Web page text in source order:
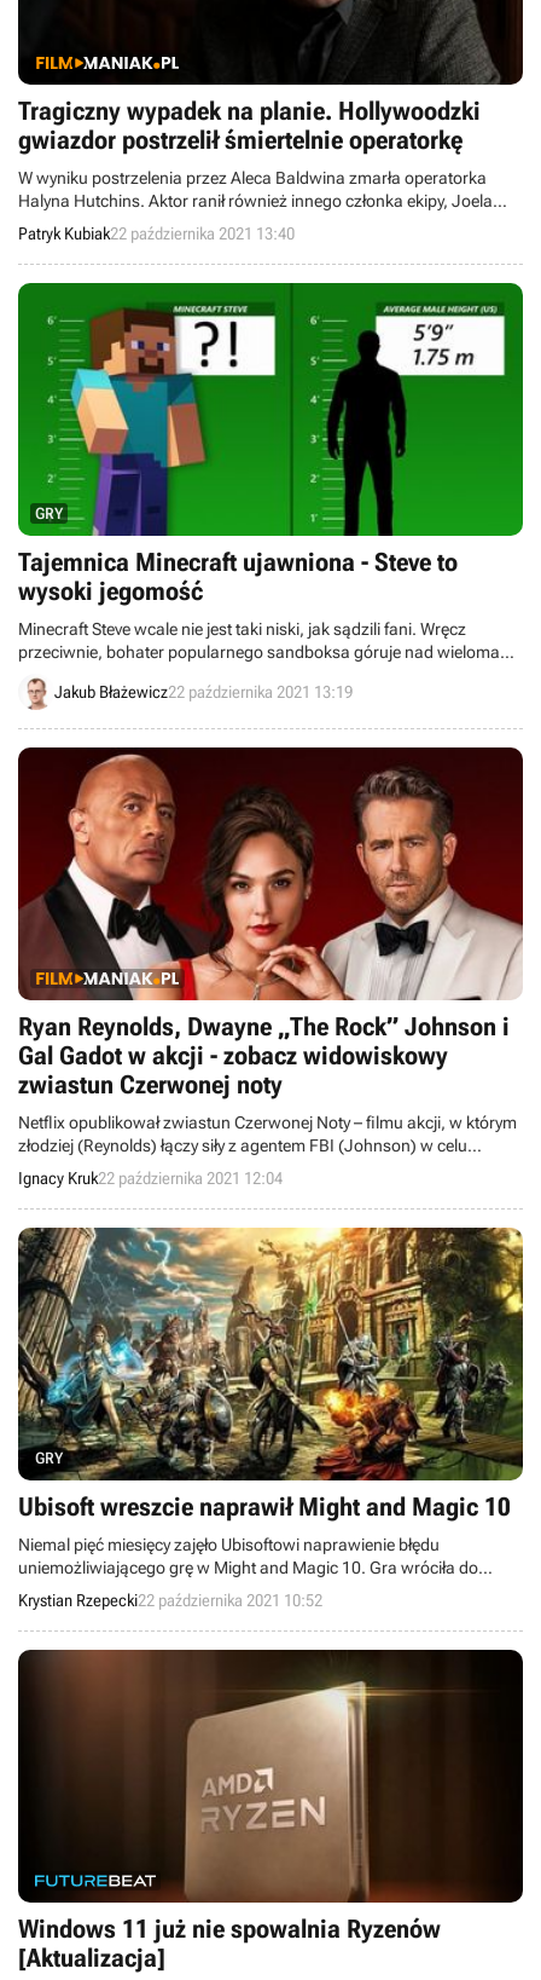
Tragiczny wypadek na planie. Hollywoodzki
gwiazdor postrzelił śmiertelnie operatorkę
W wyniku postrzelenia przez Aleca Baldwina zmarła operatorka
Halyna Hutchins. Aktor ranił również innego członka ekipy, Joela
Souzę, reżysera filmu Rust – to na planie tej produkcji doszło do
fatalnego w skutkach wypadku.
Patryk Kubiak22 października 2021 13:40
GRY
Tajemnica Minecraft ujawniona - Steve to
wysoki jegomość
Minecraft Steve wcale nie jest taki niski, jak sądzili fani. Wręcz
przeciwnie, bohater popularnego sandboksa góruje nad wieloma
postaciami z gier.
Jakub Błażewicz22 października 2021 13:19
Ryan Reynolds, Dwayne „The Rock” Johnson i
Gal Gadot w akcji - zobacz widowiskowy
zwiastun Czerwonej noty
Netflix opublikował zwiastun Czerwonej Noty – filmu akcji, w którym
złodziej (Reynolds) łączy siły z agentem FBI (Johnson) w celu
pochwycenia nieuchwytnego oszusta (Gadot). Produkcja jest
najdroższym projektem Netflixa, z budżetem sięgającym 200 mln
dol.
Ignacy Kruk22 października 2021 12:04
GRY
Ubisoft wreszcie naprawił Might and Magic 10
Niemal pięć miesięcy zajęło Ubisoftowi naprawienie błędu
uniemożliwiającego grę w Might and Magic 10. Gra wróciła do
sklepów cyfrowych z darmowym bonusem.
Krystian Rzepecki22 października 2021 10:52
Windows 11 już nie spowalnia Ryzenów
[Aktualizacja]